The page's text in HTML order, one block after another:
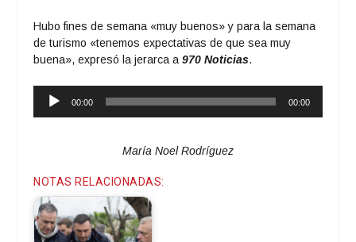
Hubo fines de semana «muy buenos» y para la semana
de turismo «tenemos expectativas de que sea muy
buena», expresó la jerarca a970 Noticias.
Reproductor
00:00 00:00
María Noel Rodríguez
NOTAS RELACIONADAS: